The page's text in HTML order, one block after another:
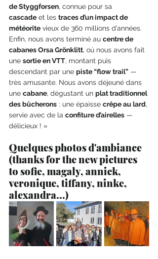
de Styggforsen, connue pour sa
cascade et les traces d’un impact de
météorite vieux de 360 millions d’années.
Enfin, nous avons terminé au centre de
cabanes Orsa Grönklitt, où nous avons fait
une sortie en VTT, montant puis
descendant par une piste “flow trail” —
très amusante. Nous avons déjeuné dans
une cabane, dégustant un plat traditionnel
des bûcherons : une épaisse crêpe au lard,
servie avec de la confiture d’airelles —
délicieux ! »
Quelques photos d'ambiance
(thanks for the new pictures
to sofie, magaly, annick,
veronique, tiffany, ninke,
alexandra...)